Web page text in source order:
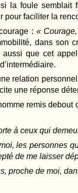
la foule semblait
pour faciliter la
: «
dans son
aussi que cet
relation
une réponse
remis
à ceux qui
les personnes
de me laisser
proche de moi,